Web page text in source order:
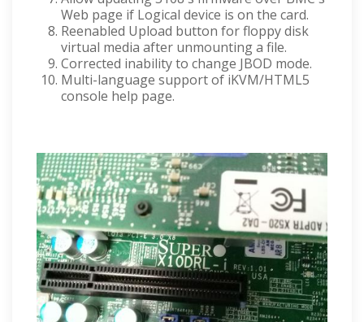
Web page if Logical device is on the card.
Reenabled Upload button for floppy disk
virtual media after unmounting a file.
Corrected inability to change JBOD mode.
Multi-language support of iKVM/HTML5
console help page.